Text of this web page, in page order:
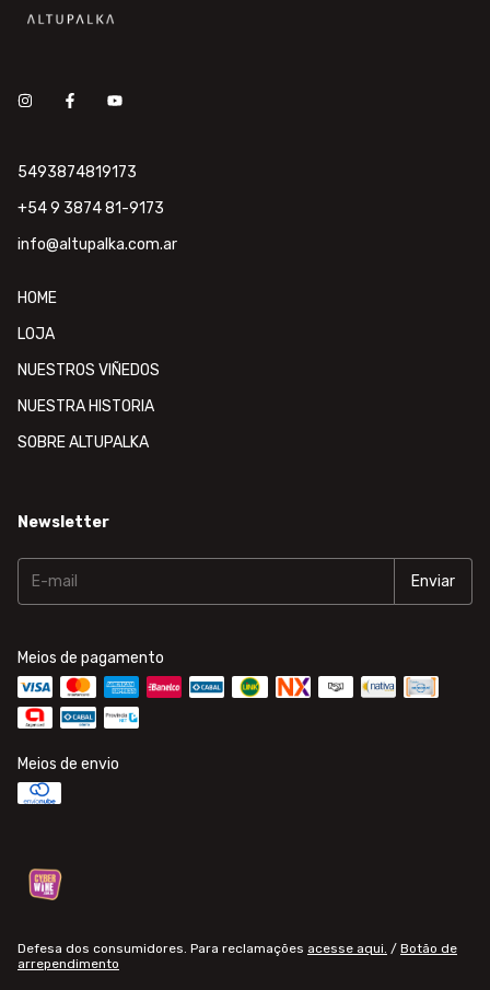
5493874819173
+54 9 3874 81-9173
info@altupalka.com.ar
HOME
LOJA
NUESTROS VIÑEDOS
NUESTRA HISTORIA
SOBRE ALTUPALKA
Newsletter
Meios de pagamento
Meios de envio
Defesa dos consumidores. Para reclamações acesse aqui. / Botão de
arrependimento